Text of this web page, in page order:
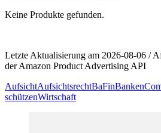
Keine Produkte gefunden.
Letzte Aktualisierung am 2026-08-06 /
der Amazon Product Advertising API
AufsichtAufsichtsrechtBaFinBanken
schützenWirtschaft